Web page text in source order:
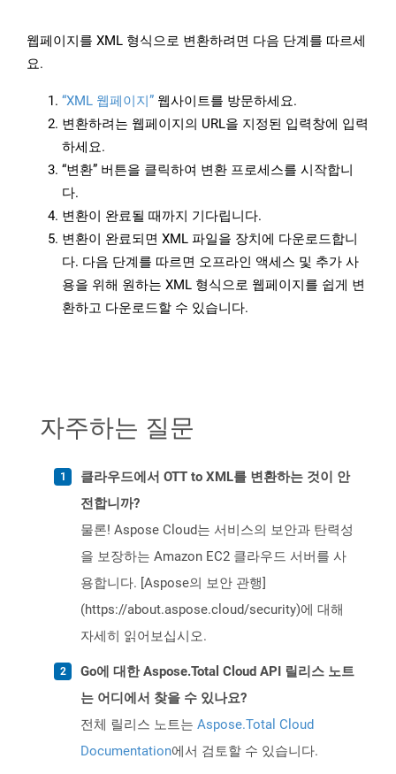
웹페이지를 XML 형식으로 변환하려면 다음 단계를 따르세
요.
“XML 웹페이지” 웹사이트를 방문하세요.
변환하려는 웹페이지의 URL을 지정된 입력창에 입력
하세요.
“변환” 버튼을 클릭하여 변환 프로세스를 시작합니
다.
변환이 완료될 때까지 기다립니다.
변환이 완료되면 XML 파일을 장치에 다운로드합니
다. 다음 단계를 따르면 오프라인 액세스 및 추가 사
용을 위해 원하는 XML 형식으로 웹페이지를 쉽게 변
환하고 다운로드할 수 있습니다.
자주하는 질문
클라우드에서 OTT to XML를 변환하는 것이 안
전합니까?
물론! Aspose Cloud는 서비스의 보안과 탄력성
을 보장하는 Amazon EC2 클라우드 서버를 사
용합니다. [Aspose의 보안 관행]
(https://about.aspose.cloud/security)에 대해
자세히 읽어보십시오.
Go에 대한 Aspose.Total Cloud API 릴리스 노트
는 어디에서 찾을 수 있나요?
전체 릴리스 노트는 Aspose.Total Cloud
Documentation에서 검토할 수 있습니다.